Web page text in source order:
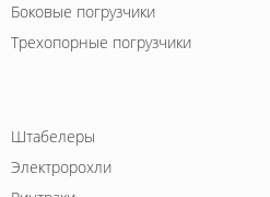
Боковые погрузчики
Трехопорные погрузчики
Штабелеры
Электророхли